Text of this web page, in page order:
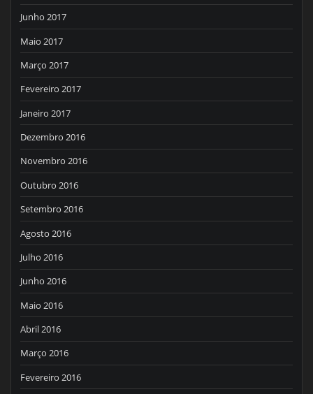
Junho 2017
Maio 2017
Março 2017
Fevereiro 2017
Janeiro 2017
Dezembro 2016
Novembro 2016
Outubro 2016
Setembro 2016
Agosto 2016
Julho 2016
Junho 2016
Maio 2016
Abril 2016
Março 2016
Fevereiro 2016